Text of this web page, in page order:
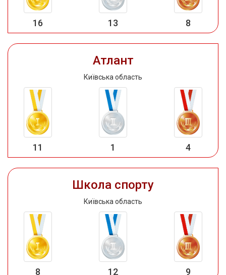
16 13 8
Атлант
Київська область
11 1 4
Школа спорту
Київська область
8 12 9